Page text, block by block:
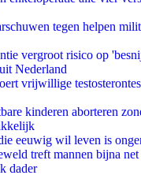
tegen helpen
vergroot risico op
Nederland
vrijwillige
kinderen aborteren
eeuwig wil leven is
treft mannen bijna
dader